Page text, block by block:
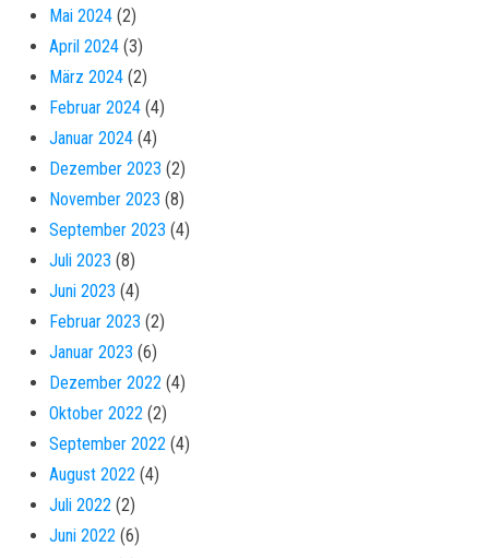
Mai 2024 (2)
April 2024 (3)
März 2024 (2)
Februar 2024 (4)
Januar 2024 (4)
Dezember 2023 (2)
November 2023 (8)
September 2023 (4)
Juli 2023 (8)
Juni 2023 (4)
Februar 2023 (2)
Januar 2023 (6)
Dezember 2022 (4)
Oktober 2022 (2)
September 2022 (4)
August 2022 (4)
Juli 2022 (2)
Juni 2022 (6)